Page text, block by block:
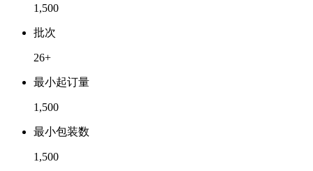
1,500
批次
26+
最小起订量
1,500
最小包装数
1,500